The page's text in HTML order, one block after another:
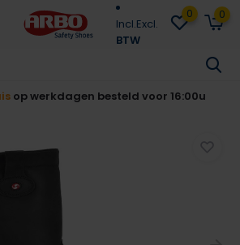
Incl.Excl.
BTW
0 0
betalenKlarna & Riverty